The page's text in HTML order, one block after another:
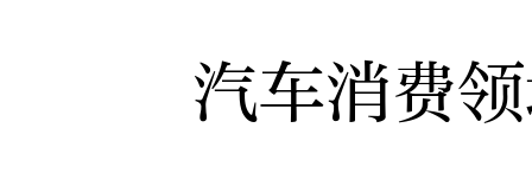
汽车消费领